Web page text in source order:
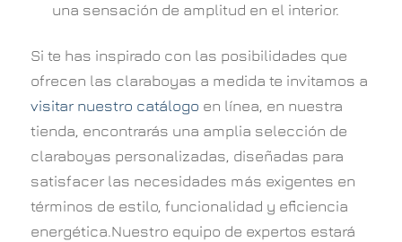
una sensación de amplitud en el interior.
Si te has inspirado con las posibilidades que
ofrecen las claraboyas a medida te invitamos a
visitar nuestro catálogo en línea, en nuestra
tienda, encontrarás una amplia selección de
claraboyas personalizadas, diseñadas para
satisfacer las necesidades más exigentes en
términos de estilo, funcionalidad y eficiencia
energética.Nuestro equipo de expertos estará